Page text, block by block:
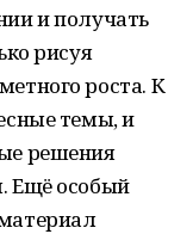
и получать
рисуя
роста. К
темы, и
решения
Ещё особый